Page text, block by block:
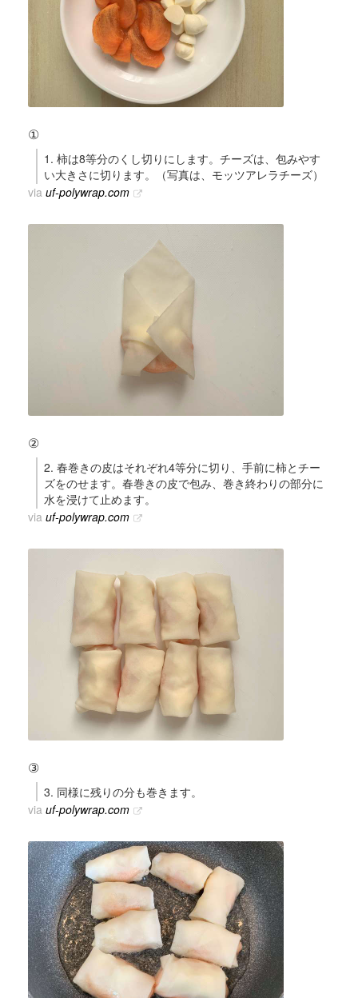
①
1. 柿は8等分のくし切りにします。チーズは、包みやす
い大きさに切ります。（写真は、モッツアレラチーズ）
via uf-polywrap.com
②
2. 春巻きの皮はそれぞれ4等分に切り、手前に柿とチー
ズをのせます。春巻きの皮で包み、巻き終わりの部分に
水を浸けて止めます。
via uf-polywrap.com
③
3. 同様に残りの分も巻きます。
via uf-polywrap.com